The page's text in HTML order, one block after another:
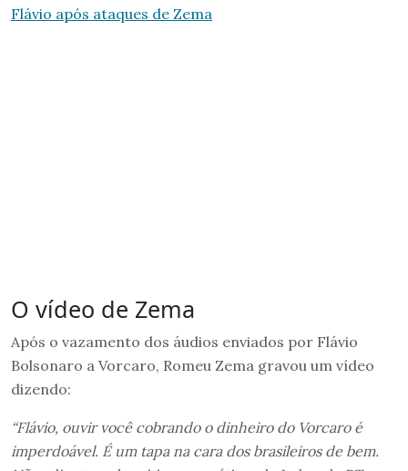
Flávio após ataques de Zema
O vídeo de Zema
Após o vazamento dos áudios enviados por Flávio
Bolsonaro a Vorcaro, Romeu Zema gravou um vídeo
dizendo:
“Flávio, ouvir você cobrando o dinheiro do Vorcaro é
imperdoável. É um tapa na cara dos brasileiros de bem.